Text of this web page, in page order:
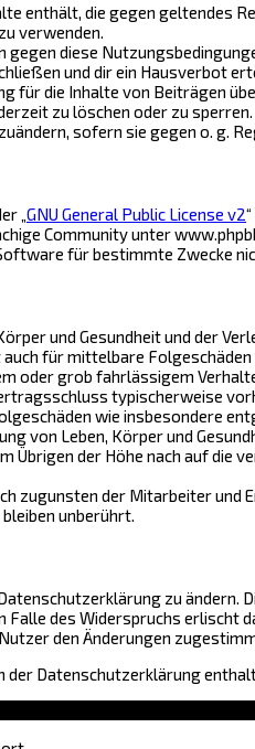
enthält, die gegen geltendes
verwenden.
diese
und dir ein Hausverbot
für die Inhalte von Beiträgen
zu löschen oder zu sperren.
sofern sie gegen o. g.
„GNU General Public License v2
Community unter
für bestimmte Zwecke
und Gesundheit und der
für mittelbare
oder grob fahrlässigem
typischerweise
wie insbesondere
von Leben, Körper und
Übrigen der Höhe nach auf
zugunsten der Mitarbeiter und
unberührt.
zu ändern.
Falle des Widerspruchs
den Änderungen
der Datenschutzerklärung